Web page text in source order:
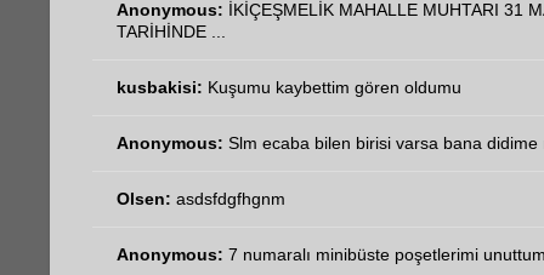
Anonymous: İKİÇEŞMELİK MAHALLE MUHTARI 31
TARİHİNDE ...
kusbakisi: Kuşumu kaybettim gören oldumu
Anonymous: Slm ecaba bilen birisi varsa bana didime
Olsen: asdsfdgfhgnm
Anonymous: 7 numaralı minibüste poşetlerimi